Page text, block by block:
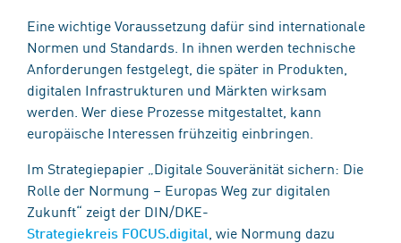
Eine wichtige Voraussetzung dafür sind internationale
Normen und Standards. In ihnen werden technische
Anforderungen festgelegt, die später in Produkten,
digitalen Infrastrukturen und Märkten wirksam
werden. Wer diese Prozesse mitgestaltet, kann
europäische Interessen frühzeitig einbringen.
Im Strategiepapier „Digitale Souveränität sichern: Die
Rolle der Normung – Europas Weg zur digitalen
Zukunft“ zeigt der DIN/DKE-
Strategiekreis FOCUS.digital , wie Normung dazu